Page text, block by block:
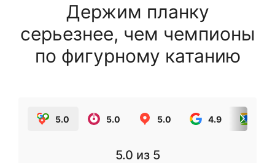
Держим планку
серьезнее, чем чемпионы
по фигурному катанию
5.0 5.0 5.0 4.9
5.0 из 5